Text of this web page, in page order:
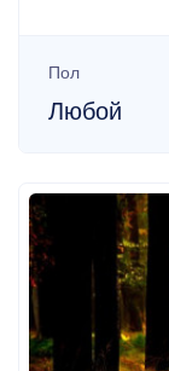
Пол
Любой